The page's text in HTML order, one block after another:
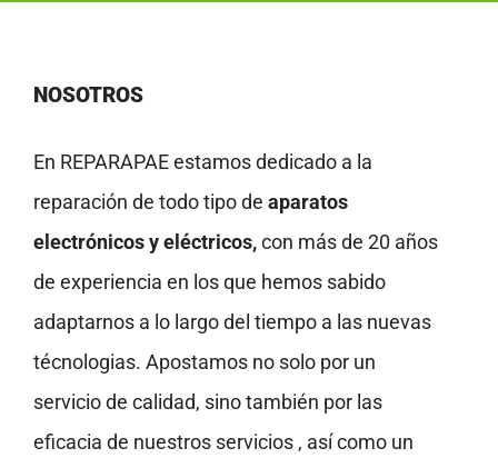
NOSOTROS
En REPARAPAE estamos dedicado a la
reparación de todo tipo de aparatos
electrónicos y eléctricos,con más de 20 años
de experiencia en los que hemos sabido
adaptarnos a lo largo del tiempo a las nuevas
técnologias. Apostamos no solo por un
servicio de calidad, sino también por las
eficacia de nuestros servicios , así como un